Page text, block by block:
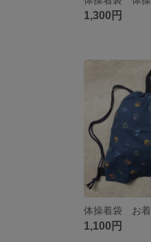
1,300円
1,100円